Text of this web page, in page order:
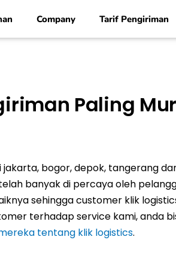
Company Tarif Pengiriman
Paling
bogor, depok, tangerang
banyak di percaya oleh
sehingga customer klik
terhadap service kami, anda
tentang klik logistics.